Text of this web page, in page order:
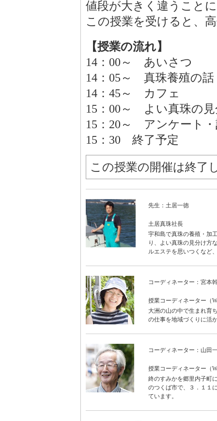
値段が大きく違うこと
この授業を受けると、
【授業の流れ】
14：00～ あいさつ
14：05～ 真珠養殖の話
14：45～ カフェ
15：00～ よい真珠の見
15：20～ アンケート
15：30 終了予定
この授業の開催は終了
先生：土居一徳
土居真珠社長
宇和島で真珠の養殖・加
り、よい真珠の見分け方
ルエステを思いつくなど
コーディネーター：宮本
授業コーディネーター（
大洲の山の中で生まれ育
の仕事を地域づくりに活
コーディネーター：山田
授業コーディネーター（
終のすみかを郷里内子町
のつくば市で、３．１１
ています。